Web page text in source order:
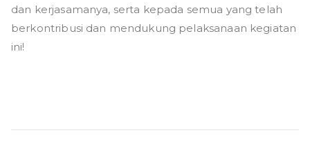
dan kerjasamanya, serta kepada semua yang telah
berkontribusi dan mendukung pelaksanaan kegiatan
ini!